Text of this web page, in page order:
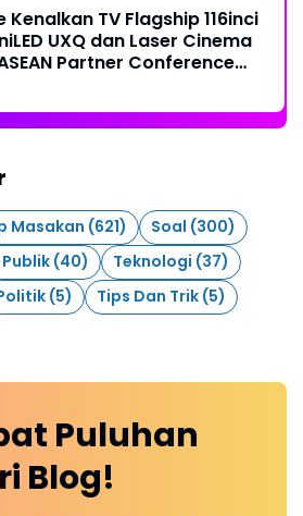
Kenalkan TV Flagship 116inci
UXQ dan Laser Cinema
Partner Conference
Masakan (621) Soal (300)
(40) Teknologi (37)
(5) Tips Dan Trik (5)
Puluhan
Blog!